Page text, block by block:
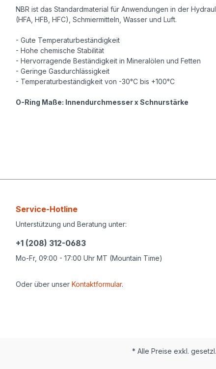
NBR ist das Standardmaterial für Anwendungen in der
(HFA, HFB, HFC), Schmiermitteln, Wasser und Luft.
- Gute Temperaturbeständigkeit
- Hohe chemische Stabilität
- Hervorragende Beständigkeit in Mineralölen und Fetten
- Geringe Gasdurchlässigkeit
- Temperaturbeständigkeit von -30°C bis +100°C
O-Ring Maße: Innendurchmesser x Schnurstärke
Service-Hotline
Unterstützung und Beratung unter:
+1 (208) 312-0683
Mo-Fr, 09:00 - 17:00 Uhr MT (Mountain Time)
Oder über unser Kontaktformular.
* Alle Preise exkl.